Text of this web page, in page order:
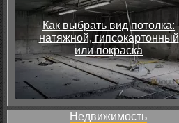
Как выбрать вид потолка:
натяжной, гипсокартонный
или покраска
Недвижимость